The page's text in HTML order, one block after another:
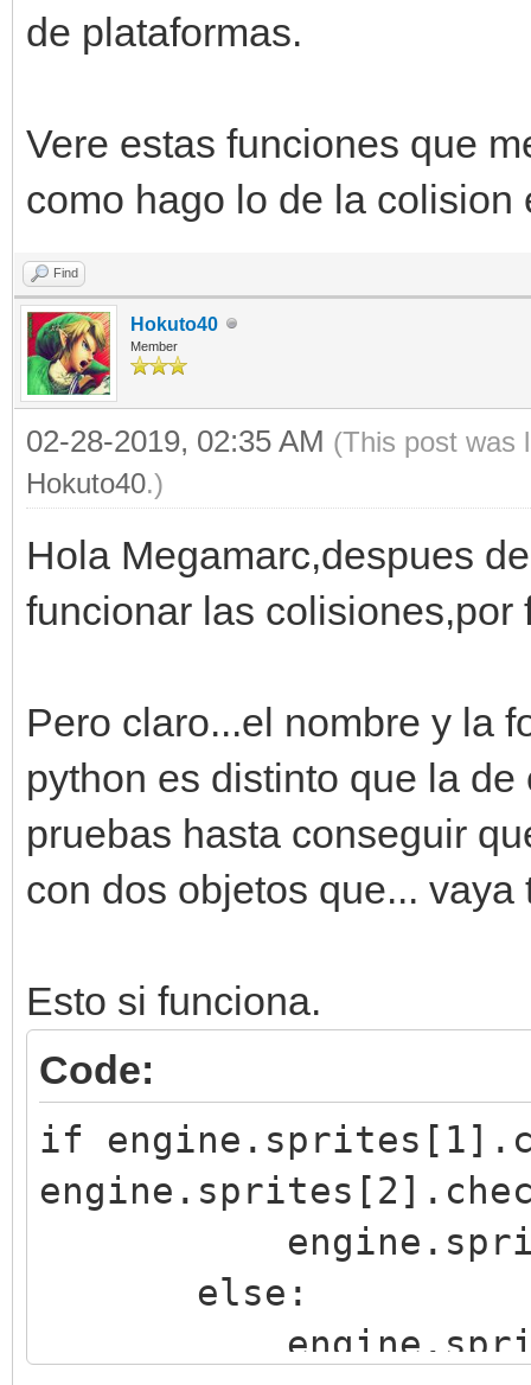
de plataformas.
Vere estas funciones que
como hago lo de la
Find
Hokuto40
Member
02-28-2019, 02:35 AM (This post was
Hokuto40.)
Hola Megamarc,despues
funcionar las colisiones,por
Pero claro...el nombre y la
python es distinto que la
pruebas hasta conseguir
con dos objetos que... vaya
Esto si funciona.
Code:
if
else: